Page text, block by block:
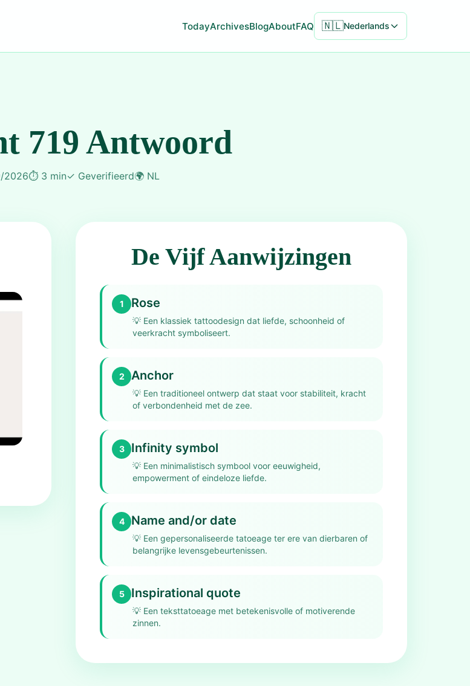
TodayArchivesBlogAboutFAQ 🇳🇱Nederlands
719 Antwoord
2026⏱️ 3 min✓ Geverifieerd🌍 NL
De Vijf Aanwijzingen
1 Rose
💡 Een klassiek tattoodesign dat liefde, schoonheid of
veerkracht symboliseert.
2 Anchor
💡 Een traditioneel ontwerp dat staat voor stabiliteit, kracht
of verbondenheid met de zee.
3 Infinity symbol
💡 Een minimalistisch symbool voor eeuwigheid,
empowerment of eindeloze liefde.
4 Name and/or date
💡 Een gepersonaliseerde tatoeage ter ere van dierbaren of
belangrijke levensgebeurtenissen.
5 Inspirational quote
💡 Een teksttatoeage met betekenisvolle of motiverende
zinnen.